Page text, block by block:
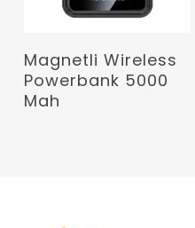
Devamını Oku
Magnetli Wireless
Powerbank 5000
Mah